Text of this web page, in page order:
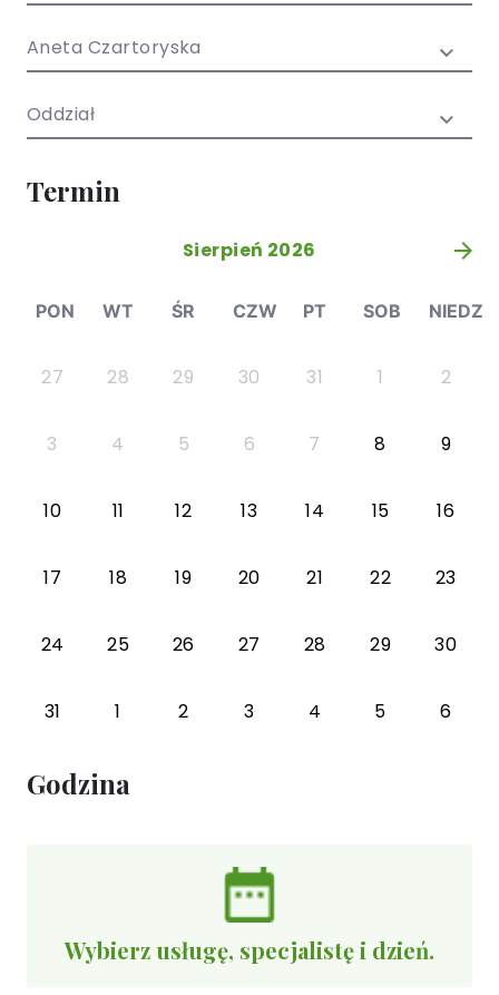
młodzieży
Aneta Czartoryska
Oddział
Termin
Sierpień 2026 »
PON WT ŚR CZW PT SOB NIEDZ
27 28 29 30 31 1 2
3 4 5 6 7 8 9
10 11 12 13 14 15 16
17 18 19 20 21 22 23
24 25 26 27 28 29 30
31 1 2 3 4 5 6
Godzina
Wybierz usługę, specjalistę i dzień.